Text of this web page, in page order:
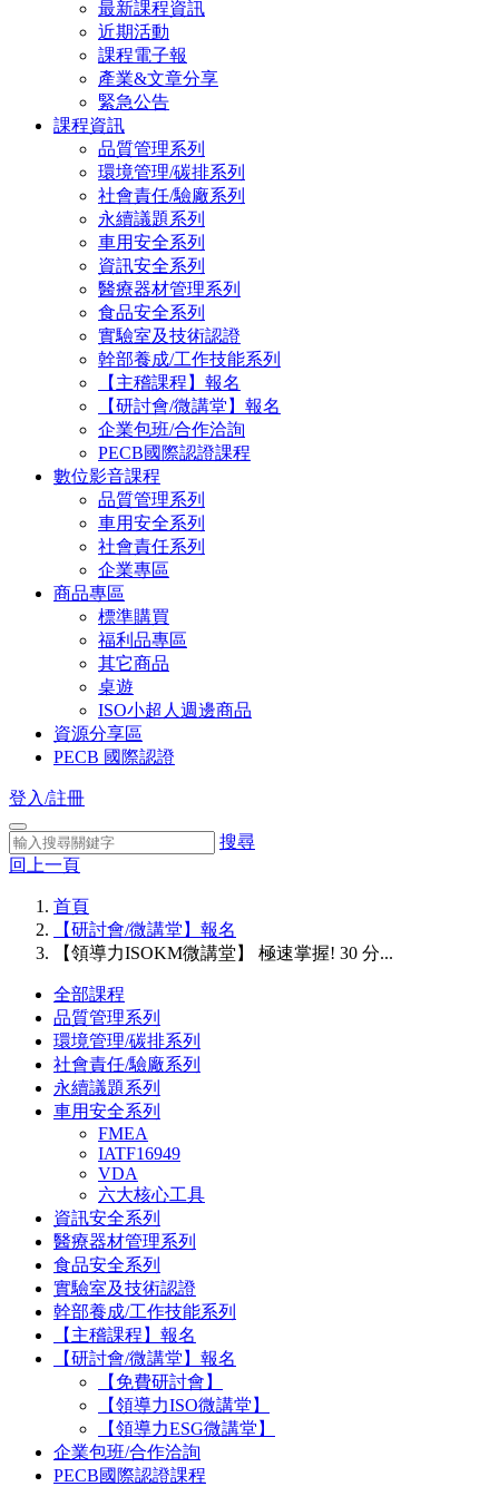
最新課程資訊
近期活動
課程電子報
產業&文章分享
緊急公告
課程資訊
品質管理系列
環境管理/碳排系列
社會責任/驗廠系列
永續議題系列
車用安全系列
資訊安全系列
醫療器材管理系列
食品安全系列
實驗室及技術認證
幹部養成/工作技能系列
【主稽課程】報名
【研討會/微講堂】報名
企業包班/合作洽詢
PECB國際認證課程
數位影音課程
品質管理系列
車用安全系列
社會責任系列
企業專區
商品專區
標準購買
福利品專區
其它商品
桌遊
ISO小超人週邊商品
資源分享區
PECB 國際認證
登入/註冊
搜尋
回上一頁
首頁
【研討會/微講堂】報名
【領導力ISOKM微講堂】 極速掌握! 30 分...
全部課程
品質管理系列
環境管理/碳排系列
社會責任/驗廠系列
永續議題系列
車用安全系列
FMEA
IATF16949
VDA
六大核心工具
資訊安全系列
醫療器材管理系列
食品安全系列
實驗室及技術認證
幹部養成/工作技能系列
【主稽課程】報名
【研討會/微講堂】報名
【免費研討會】
【領導力ISO微講堂】
【領導力ESG微講堂】
企業包班/合作洽詢
PECB國際認證課程